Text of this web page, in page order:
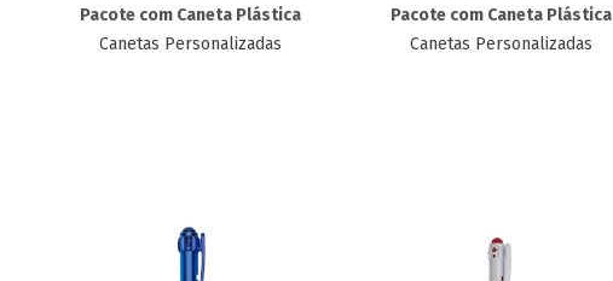
Pacote com Caneta Plástica
Canetas Personalizadas
Pacote com Caneta Plástica
Canetas Personalizadas